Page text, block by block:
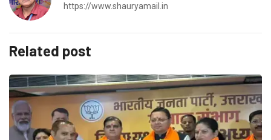
https://www.shauryamail.in
Related post